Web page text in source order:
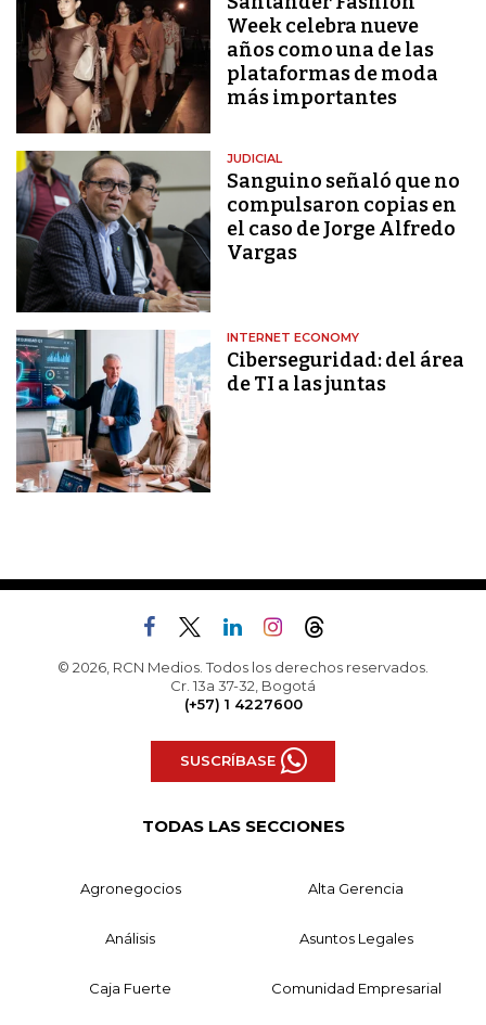
Week celebra nueve
años como una de las
plataformas de moda
más importantes
JUDICIAL
Sanguino señaló que no
compulsaron copias en
el caso de Jorge Alfredo
Vargas
INTERNET ECONOMY
Ciberseguridad: del área
de TI a las juntas
© 2026, RCN Medios. Todos los derechos reservados.
Cr. 13a 37-32, Bogotá
(+57) 1 4227600
SUSCRÍBASE
TODAS LAS SECCIONES
Agronegocios Alta Gerencia
Análisis Asuntos Legales
Caja Fuerte Comunidad Empresarial